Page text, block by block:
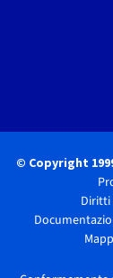
© Copyright